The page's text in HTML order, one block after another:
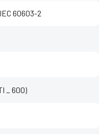
60603-2
_ 600)